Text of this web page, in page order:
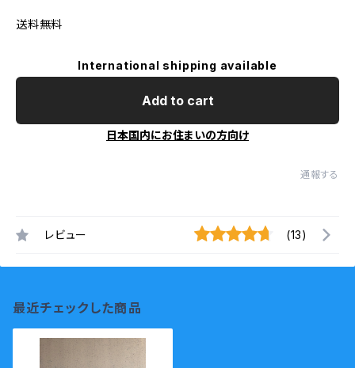
送料無料
International shipping available
Add to cart
日本国内にお住まいの方向け
通報する
レビュー (13)
最近チェックした商品